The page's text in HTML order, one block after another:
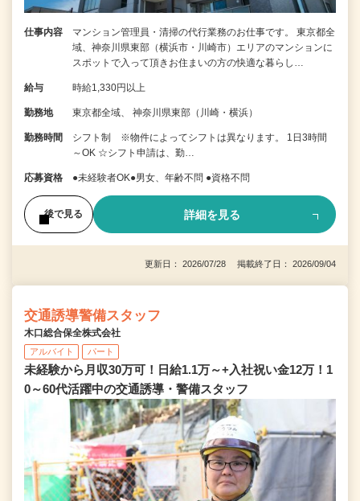
仕事内容
マンション管理員・清掃の代行業務のお仕事です。 東京都全
域、神奈川県東部（横浜市・川崎市）エリアのマンションに
スポットで入って頂きお住まいの方の快適な暮らし…
給与 時給1,330円以上
勤務地 東京都全域、 神奈川県東部（川崎・横浜）
勤務時間
シフト制 ※物件によってシフトは異なります。 1日3時間
～OK ☆シフト申請は、勤…
応募資格 ●未経験者OK●男女、年齢不問 ●資格不問
後で見る 詳細を見る
更新日： 2026/07/28 掲載終了日： 2026/09/04
交通誘導警備スタッフ
木口総合保全株式会社
アルバイト パート
未経験から月収30万可！日給1.1万～+入社祝い金12万！1
0～60代活躍中の交通誘導・警備スタッフ